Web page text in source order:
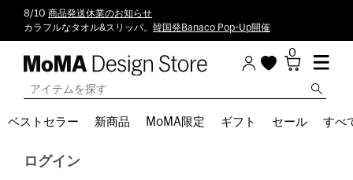
8/10 商品発送休業のお知らせ
カラフルなタオル&スリッパ。 韓国発Banaco Pop-Up開催
0
ベストセラー 新商品 MoMA限定 ギフト セール すべ
ログイン